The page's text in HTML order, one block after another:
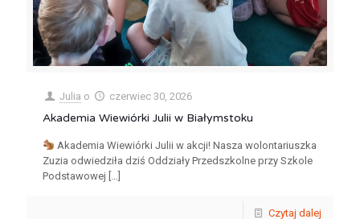
Julia o czerwiec 30, 2026
Akademia Wiewiórki Julii w Białymstoku
Akademia Wiewiórki Julii w akcji! Nasza wolontariuszka
Zuzia odwiedziła dziś Oddziały Przedszkolne przy Szkole
Podstawowej […]
Czytaj dalej